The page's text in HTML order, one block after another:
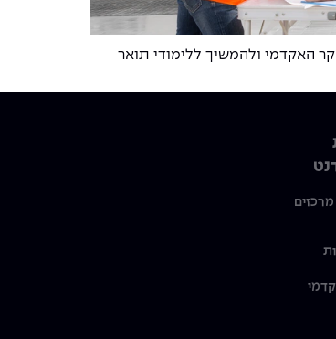
האקדמי ולהמשיך ללימודי תואר